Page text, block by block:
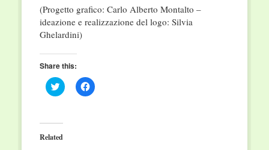
(Progetto grafico: Carlo Alberto Montalto –
ideazione e realizzazione del logo: Silvia
Ghelardini)
Share this:
Click
to
(Opens
in
new
Click
to
Related